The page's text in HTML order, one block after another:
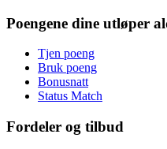
Poengene dine utløper
Tjen poeng
Bruk poeng
Bonusnatt
Status Match
Fordeler og tilbud